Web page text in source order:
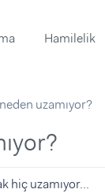
Hamilelik
uzamıyor?
hiç uzamıyor...